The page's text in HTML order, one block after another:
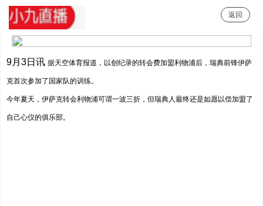
小九直播
返回
9月3日讯据天空体育报道，以创纪录的转会费加盟利物浦后，瑞典前锋伊萨
克首次参加了国家队的训练。
今年夏天，伊萨克转会利物浦可谓一波三折，但瑞典人最终还是如愿以偿加盟了
自己心仪的俱乐部。